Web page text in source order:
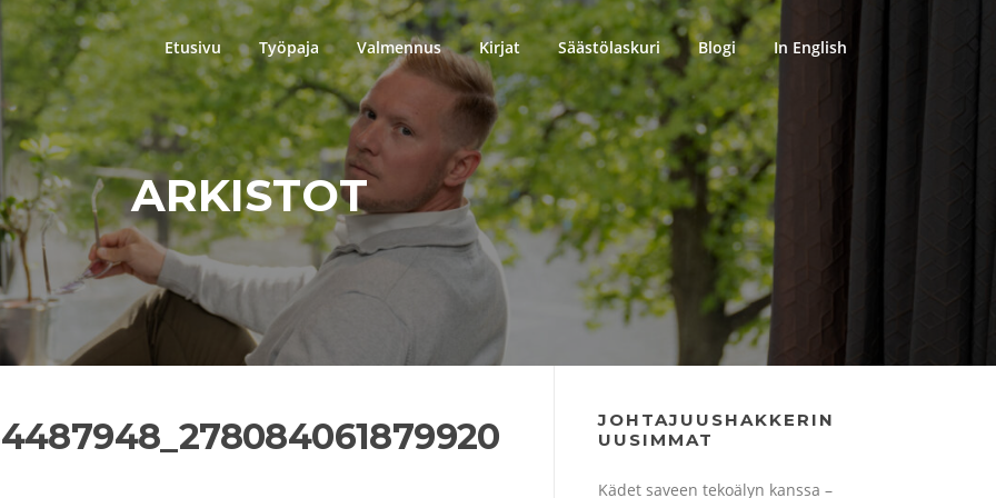
Etusivu Työpaja Valmennus Kirjat Säästölaskuri Blogi In English
ARKISTOT
JOHTAJUUSHAKKERIN
UUSIMMAT
Kädet saveen tekoälyn kanssa –